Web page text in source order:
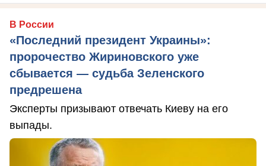
В России
«Последний президент Украины»:
пророчество Жириновского уже
сбывается — судьба Зеленского
предрешена
Эксперты призывают отвечать Киеву на его
выпады.